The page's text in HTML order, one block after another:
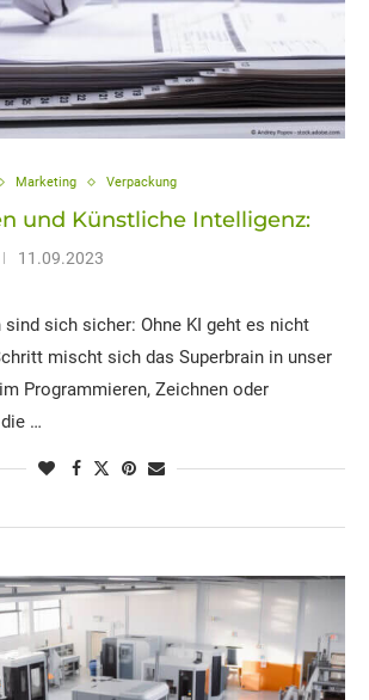
Marketing Verpackung
und Künstliche Intelligenz:
11.09.2023
sind sich sicher: Ohne KI geht es nicht
mischt sich das Superbrain in unser
Programmieren, Zeichnen oder
…